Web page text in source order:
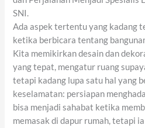
SNI.
Ada aspek tertentu yang kadang
ketika berbicara tentang
Kita memikirkan desain dan
yang tepat, mengatur ruang
tetapi kadang lupa satu hal yang
keselamatan: persiapan
bisa menjadi sahabat ketika
memasak di dapur rumah, tetapi